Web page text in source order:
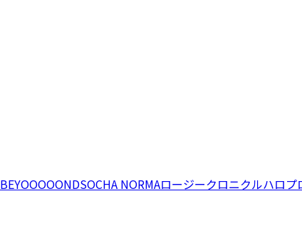
BEYOOOOONDSOCHA NORMAロージークロニクルハロプ